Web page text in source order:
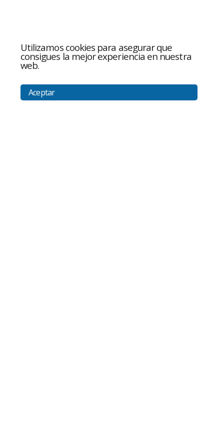
Utilizamos cookies para asegurar que
consigues la mejor experiencia en nuestra
web.
Aceptar